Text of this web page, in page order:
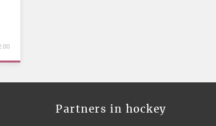
Partners in hockey